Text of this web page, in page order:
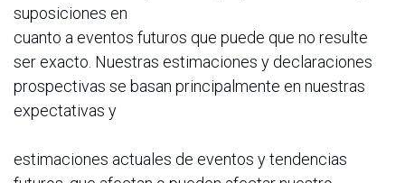
suposiciones en
cuanto a eventos futuros que puede que no resulte
ser exacto. Nuestras estimaciones y declaraciones
prospectivas se basan principalmente en nuestras
expectativas y
estimaciones actuales de eventos y tendencias